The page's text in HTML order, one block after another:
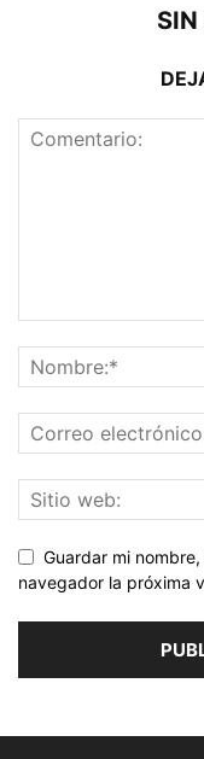
SIN
Guardar mi
navegador la próxima